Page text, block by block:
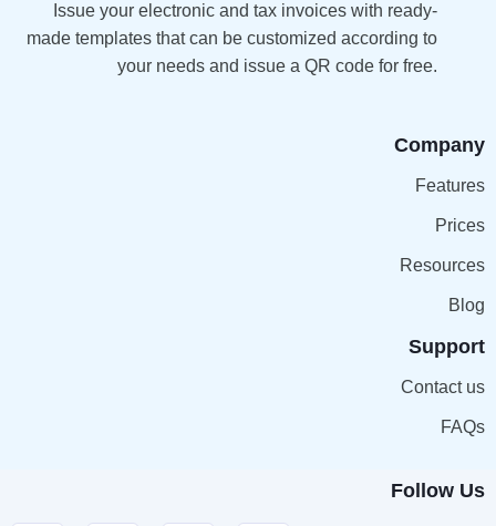
Issue your electronic and tax invoices with ready-
made templates that can be customized according to
your needs and issue a QR code for free.
Company
Features
Prices
Resources
Blog
Support
Contact us
FAQs
Follow Us